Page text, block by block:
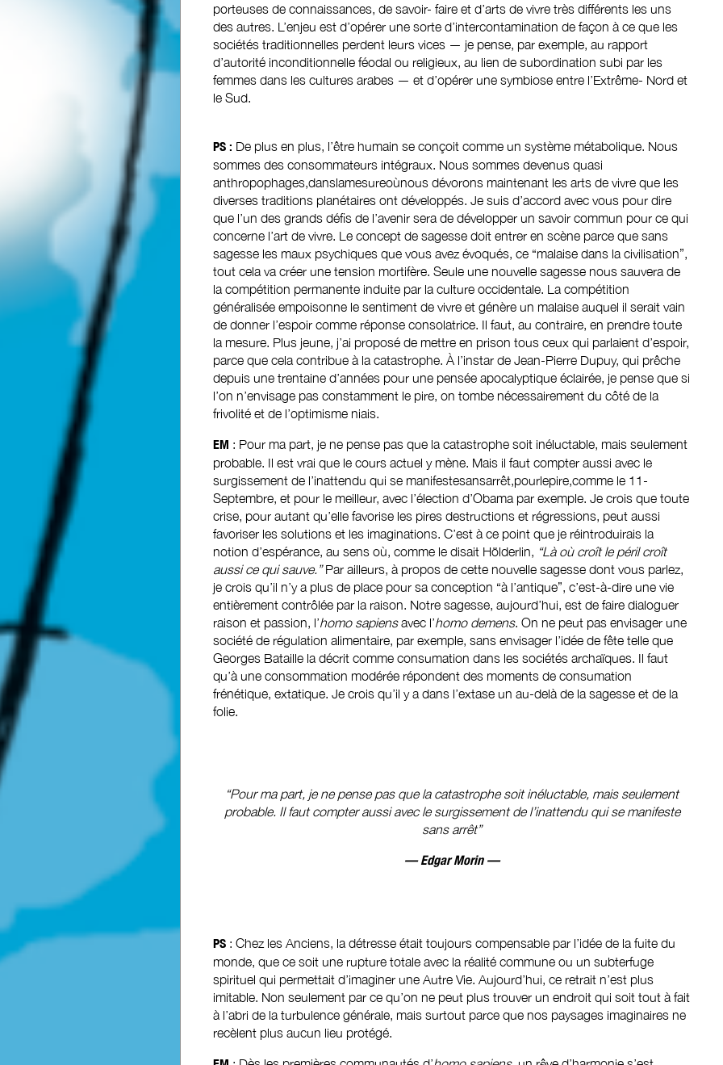
porteuses de connaissances, de savoir- faire et d’arts de vivre très différents les uns
des autres. L’enjeu est d’opérer une sorte d’intercontamination de façon à ce que les
sociétés traditionnelles perdent leurs vices — je pense, par exemple, au rapport
d’autorité inconditionnelle féodal ou religieux, au lien de subordination subi par les
femmes dans les cultures arabes — et d’opérer une symbiose entre l’Extrême- Nord et
le Sud.
PS : De plus en plus, l’être humain se conçoit comme un système métabolique. Nous
sommes des consommateurs intégraux. Nous sommes devenus quasi
anthropophages,danslamesureoùnous dévorons maintenant les arts de vivre que les
diverses traditions planétaires ont développés. Je suis d’accord avec vous pour dire
que l’un des grands défis de l’avenir sera de développer un savoir commun pour ce qui
concerne l’art de vivre. Le concept de sagesse doit entrer en scène parce que sans
sagesse les maux psychiques que vous avez évoqués, ce “malaise dans la civilisation”,
tout cela va créer une tension mortifère. Seule une nouvelle sagesse nous sauvera de
la compétition permanente induite par la culture occidentale. La compétition
généralisée empoisonne le sentiment de vivre et génère un malaise auquel il serait vain
de donner l’espoir comme réponse consolatrice. Il faut, au contraire, en prendre toute
la mesure. Plus jeune, j’ai proposé de mettre en prison tous ceux qui parlaient d’espoir,
parce que cela contribue à la catastrophe. À l’instar de Jean-Pierre Dupuy, qui prêche
depuis une trentaine d’années pour une pensée apocalyptique éclairée, je pense que si
l’on n’envisage pas constamment le pire, on tombe nécessairement du côté de la
frivolité et de l’optimisme niais.
EM : Pour ma part, je ne pense pas que la catastrophe soit inéluctable, mais seulement
probable. Il est vrai que le cours actuel y mène. Mais il faut compter aussi avec le
surgissement de l’inattendu qui se manifestesansarrêt,pourlepire,comme le 11-
Septembre, et pour le meilleur, avec l’élection d’Obama par exemple. Je crois que toute
crise, pour autant qu’elle favorise les pires destructions et régressions, peut aussi
favoriser les solutions et les imaginations. C’est à ce point que je réintroduirais la
notion d’espérance, au sens où, comme le disait Hölderlin, “Là où croît le péril croît
aussi ce qui sauve.”Par ailleurs, à propos de cette nouvelle sagesse dont vous parlez,
je crois qu’il n’y a plus de place pour sa conception “à l’antique”, c’est-à-dire une vie
entièrement contrôlée par la raison. Notre sagesse, aujourd’hui, est de faire dialoguer
raison et passion, l’homo sapiensavec l’homo demens. On ne peut pas envisager une
société de régulation alimentaire, par exemple, sans envisager l’idée de fête telle que
Georges Bataille la décrit comme consumation dans les sociétés archaïques. Il faut
qu’à une consommation modérée répondent des moments de consumation
frénétique, extatique. Je crois qu’il y a dans l’extase un au-delà de la sagesse et de la
folie.
“Pour ma part, je ne pense pas que la catastrophe soit inéluctable, mais seulement
probable. Il faut compter aussi avec le surgissement de l’inattendu qui se manifeste
sans arrêt”
— Edgar Morin —
PS : Chez les Anciens, la détresse était toujours compensable par l’idée de la fuite du
monde, que ce soit une rupture totale avec la réalité commune ou un subterfuge
spirituel qui permettait d’imaginer une Autre Vie. Aujourd’hui, ce retrait n’est plus
imitable. Non seulement par ce qu’on ne peut plus trouver un endroit qui soit tout à fait
à l’abri de la turbulence générale, mais surtout parce que nos paysages imaginaires ne
recèlent plus aucun lieu protégé.